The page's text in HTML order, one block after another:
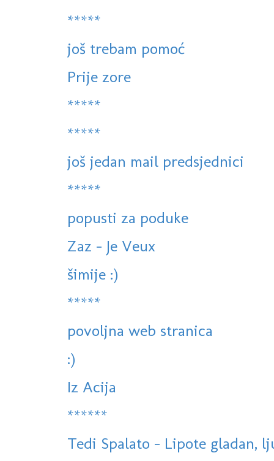
*****
još trebam pomoć
Prije zore
*****
*****
još jedan mail predsjednici
*****
popusti za poduke
Zaz - Je Veux
šimije :)
*****
povoljna web stranica
:)
Iz Acija
******
Tedi Spalato - Lipote gladan,